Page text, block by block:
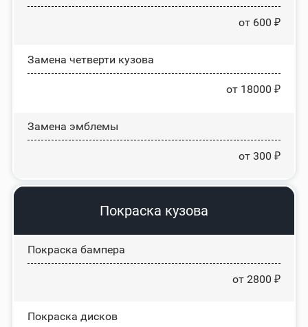
от 600 ₽
Замена четверти кузова
от 18000 ₽
Замена эмблемы
от 300 ₽
Покраска кузова
Покраска бампера
от 2800 ₽
Покраска дисков